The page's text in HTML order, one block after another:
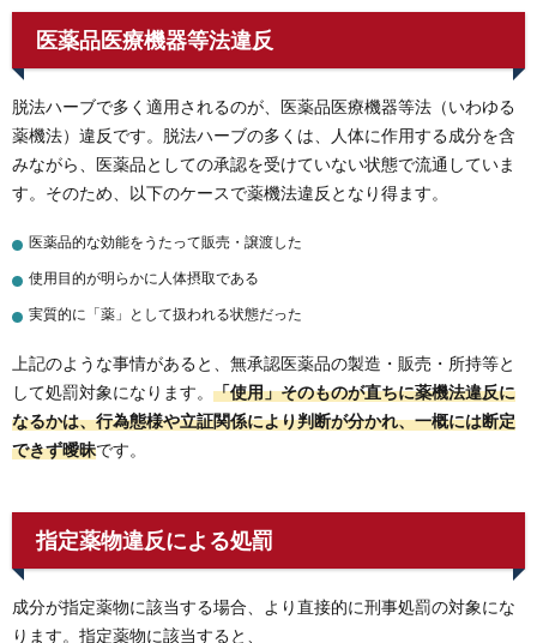
医薬品医療機器等法違反
脱法ハーブで多く適用されるのが、医薬品医療機器等法（いわゆる
薬機法）違反です。脱法ハーブの多くは、人体に作用する成分を含
みながら、医薬品としての承認を受けていない状態で流通していま
す。そのため、以下のケースで薬機法違反となり得ます。
医薬品的な効能をうたって販売・譲渡した
使用目的が明らかに人体摂取である
実質的に「薬」として扱われる状態だった
上記のような事情があると、無承認医薬品の製造・販売・所持等と
して処罰対象になります。 「使用」そのものが直ちに薬機法違反に
なるかは、行為態様や立証関係により判断が分かれ、一概には断定
できず曖昧です。
指定薬物違反による処罰
成分が指定薬物に該当する場合、より直接的に刑事処罰の対象にな
ります。指定薬物に該当すると、